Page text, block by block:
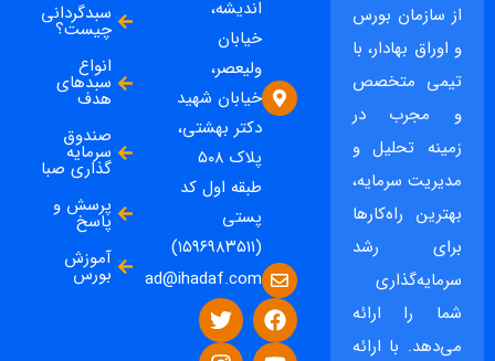
از سازمان بورس
و اوراق بهادار، با
تیمی متخصص
و مجرب در
زمینه تحلیل و
مدیریت سرمایه،
بهترین راه‌کارها
برای رشد
سرمایه‌گذاری
شما را ارائه
می‌دهد. با ارائه
اندیشه،
خیابان
ولیعصر،
خیابان شهید
دکتر بهشتی،
پلاک ۵۰۸
طبقه اول کد
پستی
(۱۵۹۶۹۸۳۵۱۱)
ad@ihadaf.com
سبدگردانی
چیست؟
انواع
سبدهای
هدف
صندوق
سرمایه
گذاری صبا
پرسش و
پاسخ
آموزش
بورس